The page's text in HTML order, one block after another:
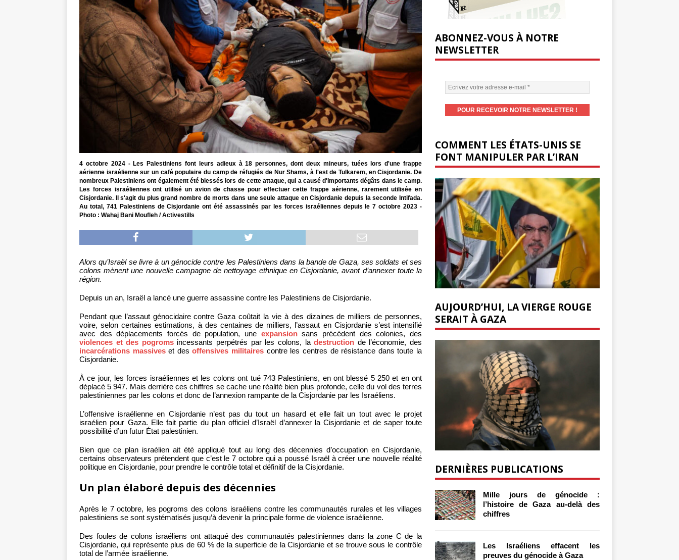
4 octobre 2024 - Les Palestiniens font leurs adieux à 18 personnes, dont deux mineurs, tuées lors d'une frappe
aérienne israélienne sur un café populaire du camp de réfugiés de Nur Shams, à l'est de Tulkarem, en Cisjordanie. De
nombreux Palestiniens ont également été blessés lors de cette attaque, qui a causé d'importants dégâts dans le camp.
Les forces israéliennes ont utilisé un avion de chasse pour effectuer cette frappe aérienne, rarement utilisée en
Cisjordanie. Il s'agit du plus grand nombre de morts dans une seule attaque en Cisjordanie depuis la seconde Intifada.
Au total, 741 Palestiniens de Cisjordanie ont été assassinés par les forces israéliennes depuis le 7 octobre 2023 -
Photo : Wahaj Bani Moufleh / Activestills
Alors qu’Israël se livre à un génocide contre les Palestiniens dans la bande de Gaza, ses soldats et ses
colons mènent une nouvelle campagne de nettoyage ethnique en Cisjordanie, avant d’annexer toute la
région.
Depuis un an, Israël a lancé une guerre assassine contre les Palestiniens de Cisjordanie.
Pendant que l’assaut génocidaire contre Gaza coûtait la vie à des dizaines de milliers de personnes,
voire, selon certaines estimations, à des centaines de milliers, l’assaut en Cisjordanie s’est intensifié
avec des déplacements forcés de population, une expansionsans précédent des colonies, des
violences et des pogromsincessants perpétrés par les colons, ladestruction de l’économie, des
incarcérations massiveset desoffensives militaires contre les centres de résistance dans toute la
Cisjordanie.
À ce jour, les forces israéliennes et les colons ont tué 743 Palestiniens, en ont blessé 5 250 et en ont
déplacé 5 947. Mais derrière ces chiffres se cache une réalité bien plus profonde, celle du vol des terres
palestiniennes par les colons et donc de l’annexion rampante de la Cisjordanie par les Israéliens.
L’offensive israélienne en Cisjordanie n’est pas du tout un hasard et elle fait un tout avec le projet
israélien pour Gaza. Elle fait partie du plan officiel d’Israël d’annexer la Cisjordanie et de saper toute
possibilité d’un futur État palestinien.
Bien que ce plan israélien ait été appliqué tout au long des décennies d’occupation en Cisjordanie,
certains observateurs prétendent que c’est le 7 octobre qui a poussé Israël à créer une nouvelle réalité
politique en Cisjordanie, pour prendre le contrôle total et définitif de la Cisjordanie.
Un plan élaboré depuis des décennies
Après le 7 octobre, les pogroms des colons israéliens contre les communautés rurales et les villages
palestiniens se sont systématisés jusqu’à devenir la principale forme de violence israélienne.
Des foules de colons israéliens ont attaqué des communautés palestiniennes dans la zone C de la
Cisjordanie, qui représente plus de 60 % de la superficie de la Cisjordanie et se trouve sous le contrôle
total de l’armée israélienne.
ABONNEZ-VOUS À NOTRE
NEWSLETTER
COMMENT LES ÉTATS-UNIS SE
FONT MANIPULER PAR L’IRAN
AUJOURD’HUI, LA VIERGE ROUGE
SERAIT À GAZA
DERNIÈRES PUBLICATIONS
Mille jours de génocide :
l’histoire de Gaza au-delà des
chiffres
Les Israéliens effacent les
preuves du génocide à Gaza